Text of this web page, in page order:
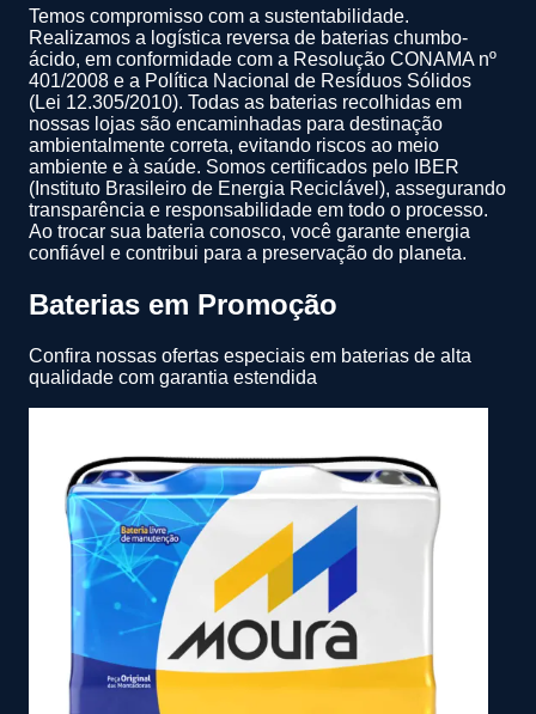
Temos compromisso com a sustentabilidade.
Realizamos a logística reversa de baterias chumbo-
ácido, em conformidade com a Resolução CONAMA nº
401/2008 e a Política Nacional de Resíduos Sólidos
(Lei 12.305/2010). Todas as baterias recolhidas em
nossas lojas são encaminhadas para destinação
ambientalmente correta, evitando riscos ao meio
ambiente e à saúde. Somos certificados pelo IBER
(Instituto Brasileiro de Energia Reciclável), assegurando
transparência e responsabilidade em todo o processo.
Ao trocar sua bateria conosco, você garante energia
confiável e contribui para a preservação do planeta.
Baterias em Promoção
Confira nossas ofertas especiais em baterias de alta
qualidade com garantia estendida